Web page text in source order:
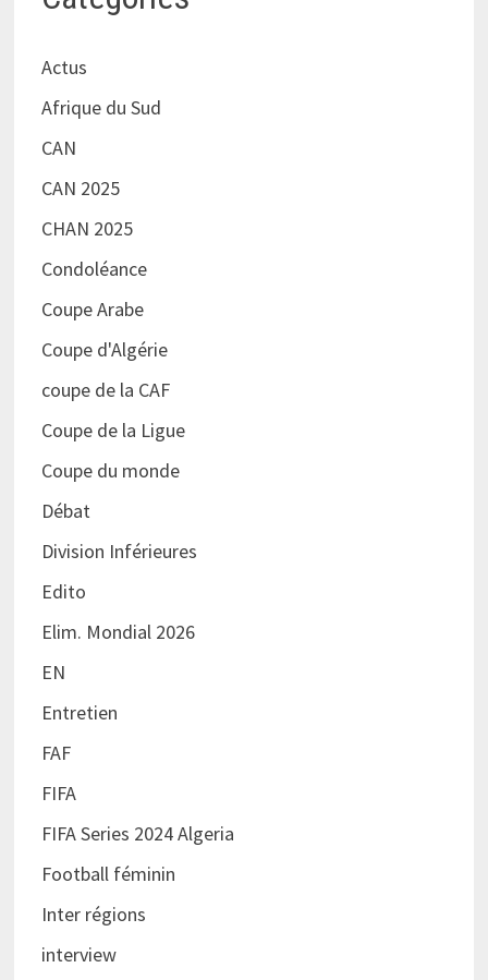
Actus
Afrique du Sud
CAN
CAN 2025
CHAN 2025
Condoléance
Coupe Arabe
Coupe d'Algérie
coupe de la CAF
Coupe de la Ligue
Coupe du monde
Débat
Division Inférieures
Edito
Elim. Mondial 2026
EN
Entretien
FAF
FIFA
FIFA Series 2024 Algeria
Football féminin
Inter régions
interview